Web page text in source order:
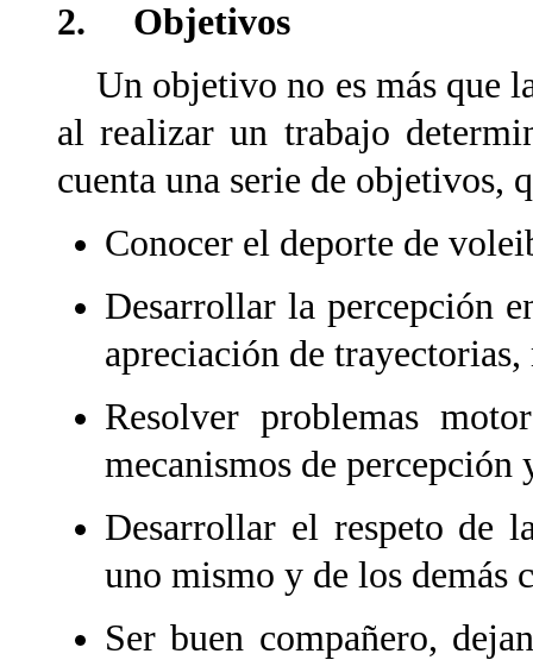
2. Objetivos
Un objetivo no es más que
al realizar un trabajo
cuenta una serie de objetivos,
Conocer el deporte de
Desarrollar la percepción
apreciación de
Resolver problemas
mecanismos de percepción
Desarrollar el respeto de
uno mismo y de los demás
Ser buen compañero,